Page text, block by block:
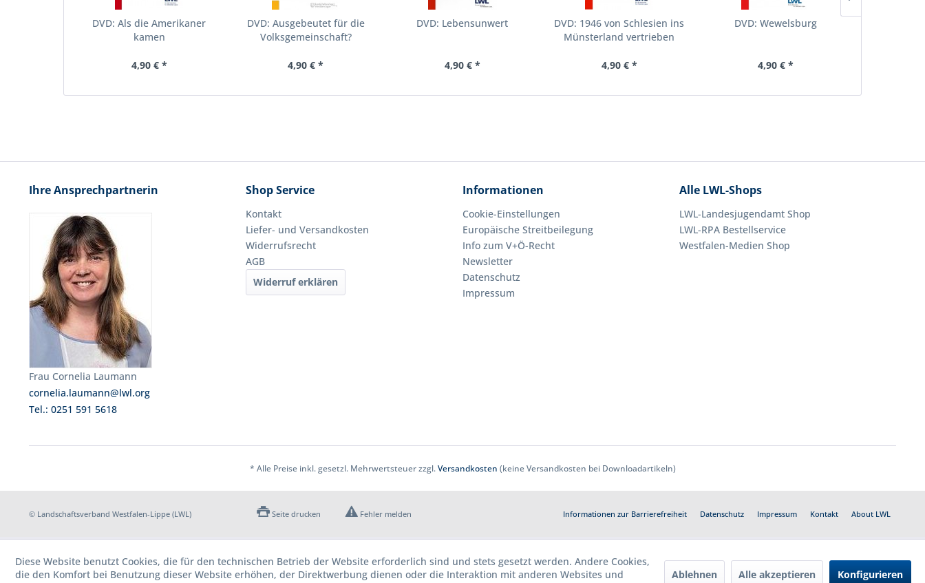
DVD: Als die Amerikaner
kamen
4,90 € *
DVD: Ausgebeutet für die
Volksgemeinschaft?
4,90 € *
DVD: Lebensunwert
4,90 € *
DVD: 1946 von Schlesien ins
Münsterland vertrieben
4,90 € *
DVD: Wewelsburg
4,90 € *
Ihre Ansprechpartnerin
Frau Cornelia Laumann
cornelia.laumann@lwl.org
Tel.: 0251 591 5618
Shop Service
Kontakt
Liefer- und Versandkosten
Widerrufsrecht
AGB
Widerruf erklären
Informationen
Cookie-Einstellungen
Europäische Streitbeilegung
Info zum V+Ö-Recht
Newsletter
Datenschutz
Impressum
Alle LWL-Shops
LWL-Landesjugendamt Shop
LWL-RPA Bestellservice
Westfalen-Medien Shop
* Alle Preise inkl. gesetzl. Mehrwertsteuer zzgl.Versandkosten (keine Versandkosten bei Downloadartikeln)
© Landschaftsverband Westfalen-Lippe (LWL) Seite drucken Fehler melden Informationen zur Barrierefreiheit Datenschutz Impressum Kontakt About LWL
Diese Website benutzt Cookies, die für den technischen Betrieb der Website erforderlich sind und stets gesetzt werden. Andere Cookies,
die den Komfort bei Benutzung dieser Website erhöhen, der Direktwerbung dienen oder die Interaktion mit anderen Websites und
Ablehnen Alle akzeptieren Konfigurieren